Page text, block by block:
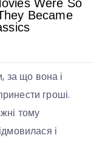
за що вона і
гроші.
тому
і